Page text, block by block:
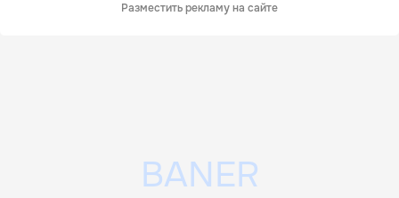
Разместить рекламу на сайте